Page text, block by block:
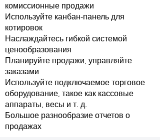
комиссионные продажи
Используйте канбан-панель для
котировок
Наслаждайтесь гибкой системой
ценообразования
Планируйте продажи, управляйте
заказами
Используйте подключаемое торговое
оборудование, такое как кассовые
аппараты, весы и т. д.
Большое разнообразие отчетов о
продажах